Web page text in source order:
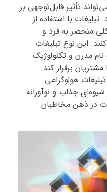
تأثیر قابل‌توجهی بر
با استفاده از
منحصر به فرد و
این نوع تبلیغات
مدرن و تکنولوژیک
برقرار کند.
هولوگرامی
جذاب و نوآورانه
در ذهن مخاطبان